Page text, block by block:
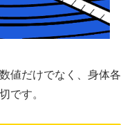
値だけでなく、身体各
です。